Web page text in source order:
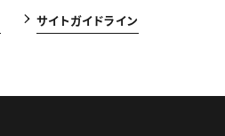
サイトガイドライン